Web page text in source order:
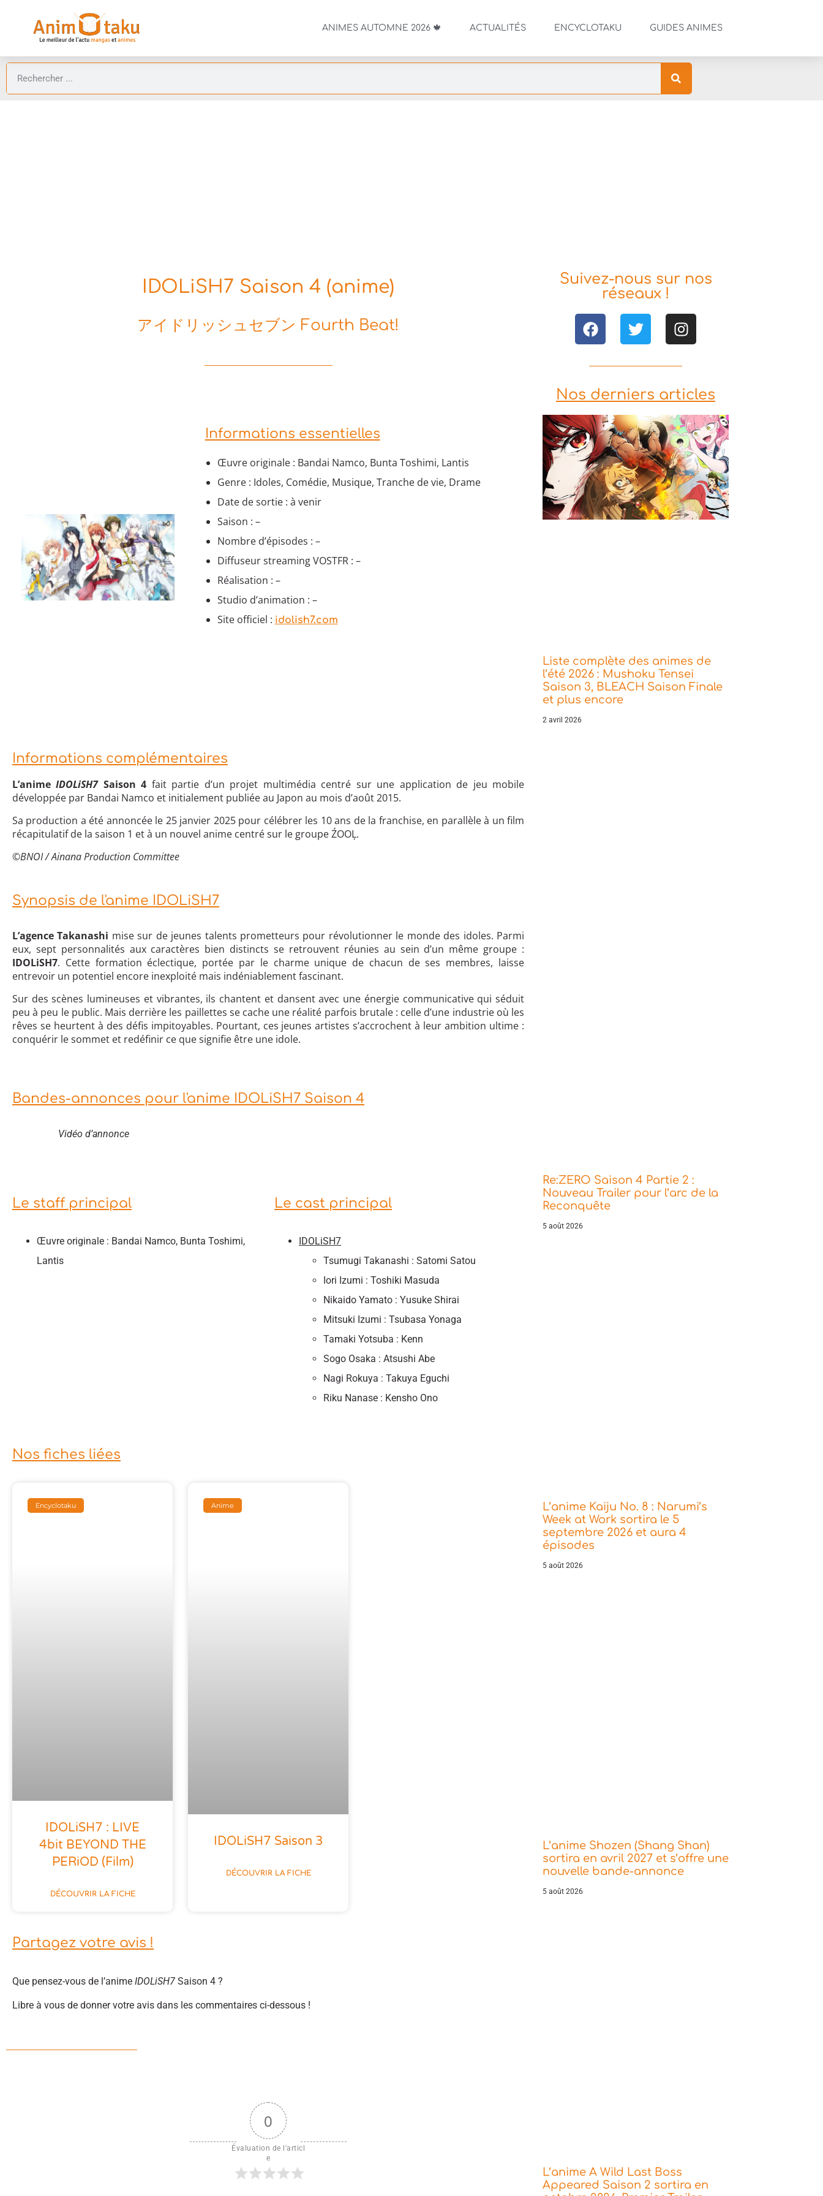
ANIMES AUTOMNE 2026 🍁 ACTUALITÉS ENCYCLOTAKU GUIDES ANIMES
IDOLiSH7 Saison 4 (anime)
アイドリッシュセブン Fourth Beat!
Informations essentielles
Œuvre originale : Bandai Namco, Bunta Toshimi, Lantis
Genre : Idoles, Comédie, Musique, Tranche de vie, Drame
Date de sortie : à venir
Saison : –
Nombre d’épisodes : –
Diffuseur streaming VOSTFR : –
Réalisation : –
Studio d’animation : –
Site officiel : idolish7.com
Informations complémentaires
L’animeIDOLiSH7Saison 4 fait partie d’un projet multimédia centré sur une application de jeu mobile
développée par Bandai Namco et initialement publiée au Japon au mois d’août 2015.
Sa production a été annoncée le 25 janvier 2025 pour célébrer les 10 ans de la franchise, en parallèle à un film
récapitulatif de la saison 1 et à un nouvel anime centré sur le groupe ŹOOĻ.
©BNOI / Ainana Production Committee
Synopsis de l'anime IDOLiSH7
L’agence Takanashi mise sur de jeunes talents prometteurs pour révolutionner le monde des idoles. Parmi
eux, sept personnalités aux caractères bien distincts se retrouvent réunies au sein d’un même groupe :
IDOLiSH7. Cette formation éclectique, portée par le charme unique de chacun de ses membres, laisse
entrevoir un potentiel encore inexploité mais indéniablement fascinant.
Sur des scènes lumineuses et vibrantes, ils chantent et dansent avec une énergie communicative qui séduit
peu à peu le public. Mais derrière les paillettes se cache une réalité parfois brutale : celle d’une industrie où les
rêves se heurtent à des défis impitoyables. Pourtant, ces jeunes artistes s’accrochent à leur ambition ultime :
conquérir le sommet et redéfinir ce que signifie être une idole.
Bandes-annonces pour l'anime IDOLiSH7 Saison 4
Vidéo d’annonce
Le staff principal
Œuvre originale : Bandai Namco, Bunta Toshimi,
Lantis
Le cast principal
IDOLiSH7
Tsumugi Takanashi : Satomi Satou
Iori Izumi : Toshiki Masuda
Nikaido Yamato : Yusuke Shirai
Mitsuki Izumi : Tsubasa Yonaga
Tamaki Yotsuba : Kenn
Sogo Osaka : Atsushi Abe
Nagi Rokuya : Takuya Eguchi
Riku Nanase : Kensho Ono
Nos fiches liées
Encyclotaku
IDOLiSH7 : LIVE
4bit BEYOND THE
PERiOD (film)
DÉCOUVRIR LA FICHE
Anime
IDOLiSH7 Saison 3
DÉCOUVRIR LA FICHE
Partagez votre avis !
Que pensez-vous de l’anime IDOLiSH7 Saison 4 ?
Libre à vous de donner votre avis dans les commentaires ci-dessous !
0
Évaluation de l'articl
e
Suivez-nous sur nos
réseaux !
Nos derniers articles
Liste complète des animes de
l’été 2026 : Mushoku Tensei
Saison 3, BLEACH Saison Finale
et plus encore
2 avril 2026
Re:ZERO Saison 4 Partie 2 :
Nouveau Trailer pour l’arc de la
Reconquête
5 août 2026
L’anime Kaiju No. 8 : Narumi’s
Week at Work sortira le 5
septembre 2026 et aura 4
épisodes
5 août 2026
L’anime Shozen (Shang Shan)
sortira en avril 2027 et s’offre une
nouvelle bande-annonce
5 août 2026
L’anime A Wild Last Boss
Appeared Saison 2 sortira en